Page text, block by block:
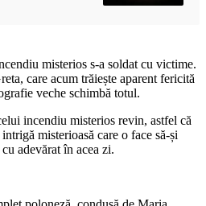
misterios s-a soldat cu victime.
care acum trăiește aparent fericită
veche schimbă totul.
incendiu misterios revin, astfel că
misterioasă care o face să-și
adevărat în acea zi.